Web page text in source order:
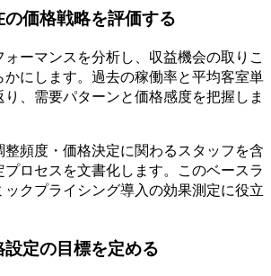
価格戦略を評価する
ォーマンスを分析し、収益機会の取りこ
にします。過去の稼働率と平均客室単
、需要パターンと価格感度を把握しま
頻度・価格決定に関わるスタッフを含
ロセスを文書化します。このベースラ
クプライシング導入の効果測定に役立
定の目標を定める